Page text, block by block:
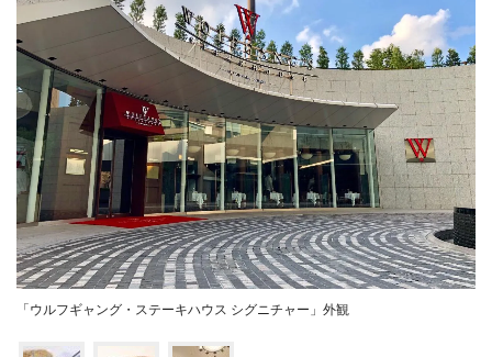
「ウルフギャング・ステーキハウス シグニチャー」外観